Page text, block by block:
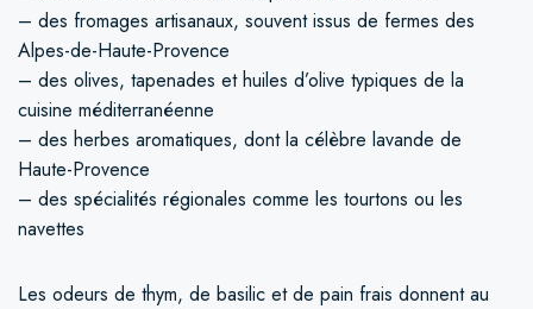
– des fromages artisanaux, souvent issus de fermes des
Alpes-de-Haute-Provence
– des olives, tapenades et huiles d’olive typiques de la
cuisine méditerranéenne
– des herbes aromatiques, dont la célèbre lavande de
Haute-Provence
– des spécialités régionales comme les tourtons ou les
navettes
Les odeurs de thym, de basilic et de pain frais donnent au